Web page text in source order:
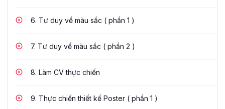
6. Tư duy về màu sắc ( phần 1 )
7. Tư duy về màu sắc ( phần 2 )
8. Làm CV thực chiến
9. Thực chiến thiết kế Poster ( phần 1 )